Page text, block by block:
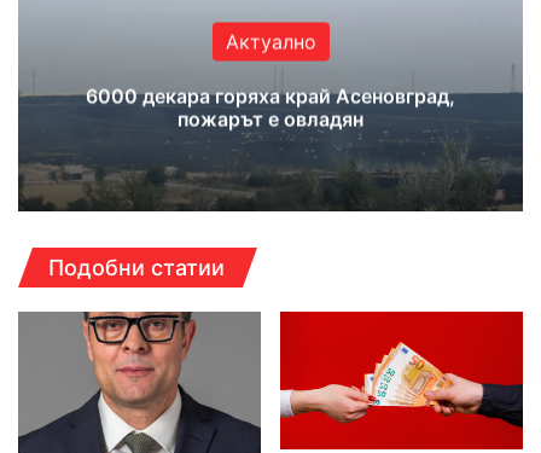
Актуално
6000 декара горяха край Асеновград,
пожарът е овладян
Подобни статии